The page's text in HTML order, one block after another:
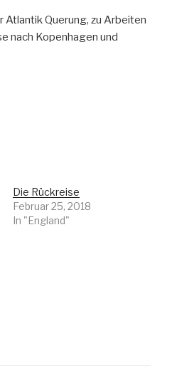
Atlantik Querung, zu Arbeiten
nach Kopenhagen und
Die Rückreise
Februar 25, 2018
In "England"